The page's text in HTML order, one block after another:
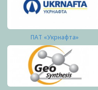
ПАТ «Укрнафта»